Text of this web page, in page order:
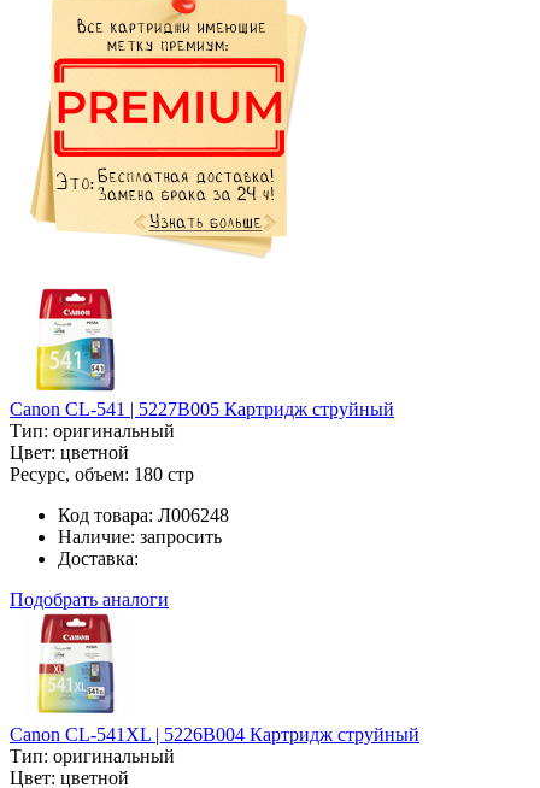
Canon CL-541 | 5227B005 Картридж струйный
Тип: оригинальный
Цвет: цветной
Ресурс, объем: 180 стр
Код товара: Л006248
Наличие: запросить
Доставка:
Подобрать аналоги
Canon CL-541XL | 5226B004 Картридж струйный
Тип: оригинальный
Цвет: цветной